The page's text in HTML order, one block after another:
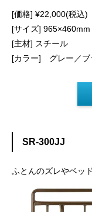
[価格] ¥22,000(税
[サイズ] 965×460mm
[主材] スチール
[カラー] グレー／ブ
SR-300JJ
ふとんのズレやベッ